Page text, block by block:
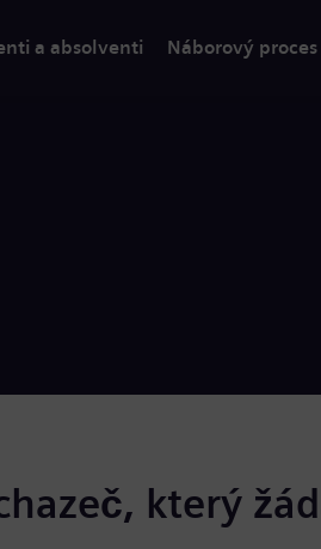
a absolventi Náborový proces
který